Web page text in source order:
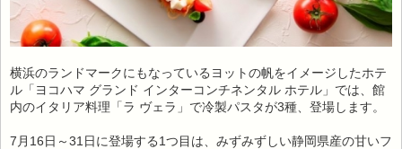
横浜のランドマークにもなっているヨットの帆をイメージしたホテ
ル「ヨコハマ グランド インターコンチネンタル ホテル」では、館
内のイタリア料理「ラ ヴェラ」で冷製パスタが3種、登場します。
7月16日～31日に登場する1つ目は、みずみずしい静岡県産の甘いフ